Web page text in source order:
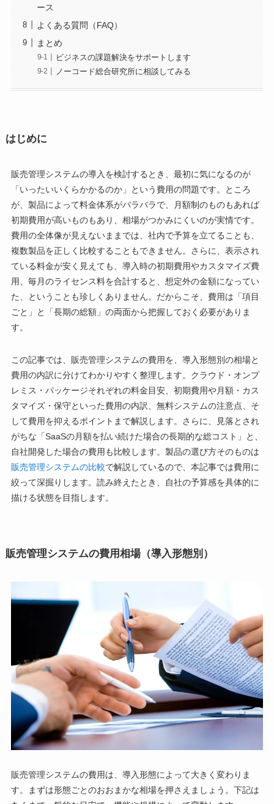
ース
よくある質問（FAQ）
まとめ
ビジネスの課題解決をサポートします
ノーコード総合研究所に相談してみる
はじめに
販売管理システムの導入を検討するとき、最初に気になるのが
「いったいいくらかかるのか」という費用の問題です。ところ
が、製品によって料金体系がバラバラで、月額制のものもあれば
初期費用が高いものもあり、相場がつかみにくいのが実情です。
費用の全体像が見えないままでは、社内で予算を立てることも、
複数製品を正しく比較することもできません。さらに、表示され
ている料金が安く見えても、導入時の初期費用やカスタマイズ費
用、毎月のライセンス料を合計すると、想定外の金額になってい
た、ということも珍しくありません。だからこそ、費用は「項目
ごと」と「長期の総額」の両面から把握しておく必要がありま
す。
この記事では、販売管理システムの費用を、導入形態別の相場と
費用の内訳に分けてわかりやすく整理します。クラウド・オンプ
レミス・パッケージそれぞれの料金目安、初期費用や月額・カス
タマイズ・保守といった費用の内訳、無料システムの注意点、そ
して費用を抑えるポイントまで解説します。さらに、見落とされ
がちな「SaaSの月額を払い続けた場合の長期的な総コスト」と、
自社開発した場合の費用も比較します。製品の選び方そのものは
販売管理システムの比較で解説しているので、本記事では費用に
絞って深掘りします。読み終えたとき、自社の予算感を具体的に
描ける状態を目指します。
販売管理システムの費用相場（導入形態別）
販売管理システムの費用は、導入形態によって大きく変わりま
す。まずは形態ごとのおおまかな相場を押さえましょう。下記は